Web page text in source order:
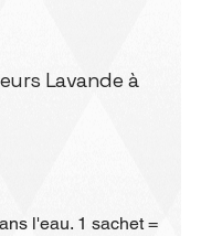
Lavande à
l'eau. 1 sachet =